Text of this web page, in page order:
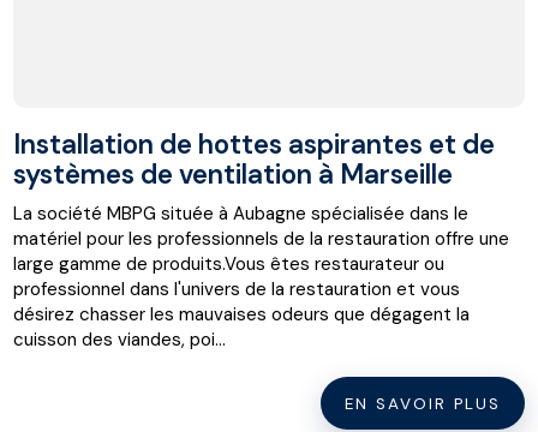
Installation de hottes aspirantes et de
systèmes de ventilation à Marseille
La société MBPG située à Aubagne spécialisée dans le
matériel pour les professionnels de la restauration offre une
large gamme de produits.Vous êtes restaurateur ou
professionnel dans l'univers de la restauration et vous
désirez chasser les mauvaises odeurs que dégagent la
cuisson des viandes, poi...
EN SAVOIR PLUS